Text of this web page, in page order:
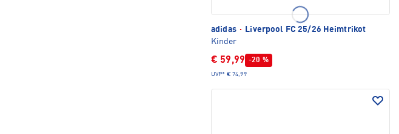
adidas ·
Liverpool FC 25/26 Heimtrikot
Kinder
€ 59,99 -20 %
UVP* € 74,99